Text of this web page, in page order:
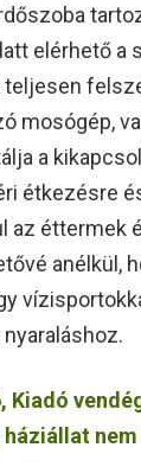
elérhető a
mosógép,
a
étkezésre
az éttermek
anélkül,
Kiadó